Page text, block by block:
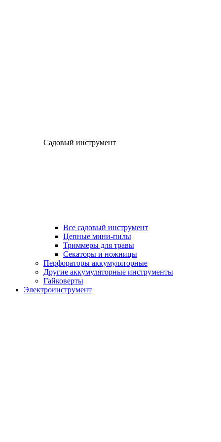
Садовый инструмент
Все садовый инструмент
Цепные мини-пилы
Триммеры для травы
Секаторы и ножницы
Перфораторы аккумуляторные
Другие аккумуляторные инструменты
Гайковерты
Электроинструмент